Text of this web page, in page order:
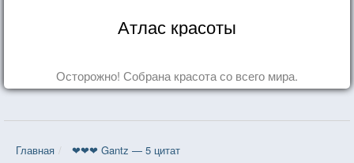
Атлас красоты
Осторожно! Собрана красота со всего мира.
Главная ❤❤❤ Gantz — 5 цитат